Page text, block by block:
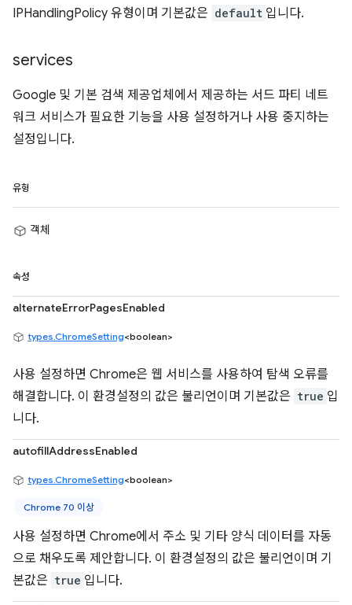
IPHandlingPolicy 유형이며 기본값은 default 입니다.
services
Google 및 기본 검색 제공업체에서 제공하는 서드 파티 네트
워크 서비스가 필요한 기능을 사용 설정하거나 사용 중지하는
설정입니다.
유형
객체
속성
alternateErrorPagesEnabled
types.ChromeSetting<boolean>
사용 설정하면 Chrome은 웹 서비스를 사용하여 탐색 오류를
해결합니다. 이 환경설정의 값은 불리언이며 기본값은 true 입
니다.
autofillAddressEnabled
types.ChromeSetting<boolean>
Chrome 70 이상
사용 설정하면 Chrome에서 주소 및 기타 양식 데이터를 자동
으로 채우도록 제안합니다. 이 환경설정의 값은 불리언이며 기
본값은 true 입니다.